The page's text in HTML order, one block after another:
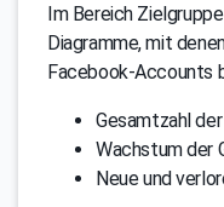
Im Bereich
Diagramme, mit
Facebook-Accounts
Gesamtzahl
Wachstum der
Neue und